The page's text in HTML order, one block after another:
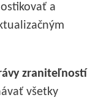
a
zraniteľností
všetky